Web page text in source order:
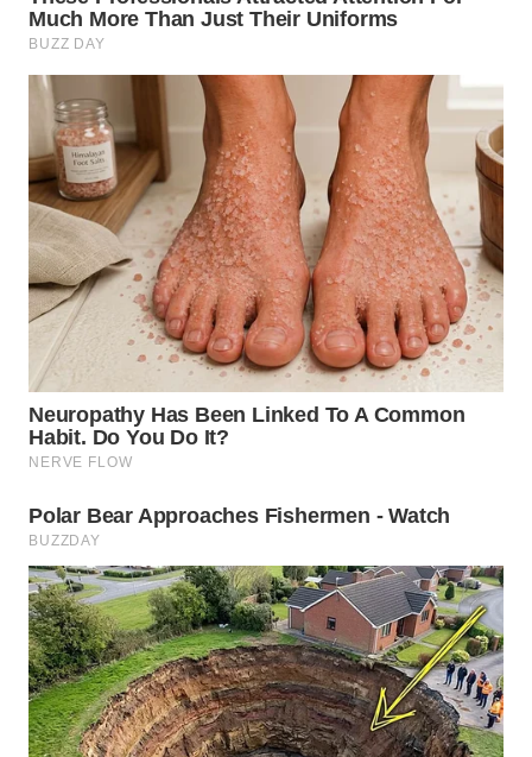
WN
MADURA
WN
SURABAYA
WN
NATUNA
WN
BINTAN
MANDALIKA
WN
WN
LABUANBAJO
WN
BORNEO
Wahana
Media